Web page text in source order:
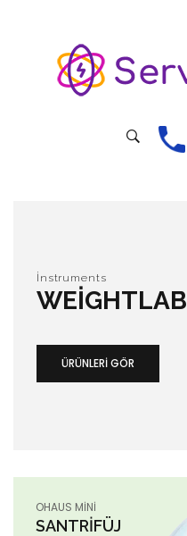
İnstruments
WEIGHTLAB
ÜRÜNLERI GÖR
OHAUS MINI
SANTRIFÜJ